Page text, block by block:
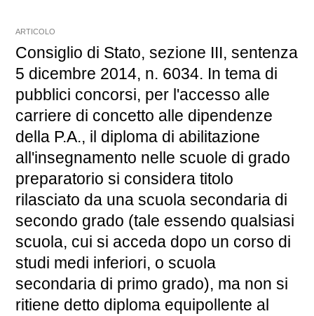
ARTICOLO
Consiglio di Stato, sezione III, sentenza
5 dicembre 2014, n. 6034. In tema di
pubblici concorsi, per l'accesso alle
carriere di concetto alle dipendenze
della P.A., il diploma di abilitazione
all'insegnamento nelle scuole di grado
preparatorio si considera titolo
rilasciato da una scuola secondaria di
secondo grado (tale essendo qualsiasi
scuola, cui si acceda dopo un corso di
studi medi inferiori, o scuola
secondaria di primo grado), ma non si
ritiene detto diploma equipollente al